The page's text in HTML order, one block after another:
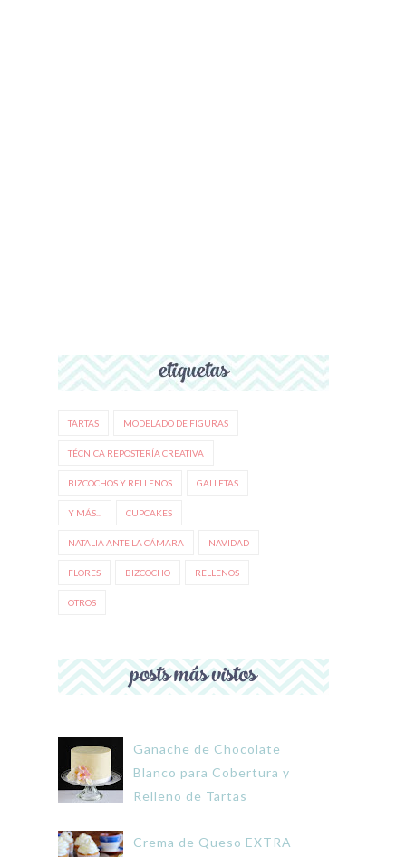
TARTAS MODELADO DE FIGURAS
TÉCNICA REPOSTERÍA CREATIVA
BIZCOCHOS Y RELLENOS GALLETAS
Y MÁS... CUPCAKES
NATALIA ANTE LA CÁMARA NAVIDAD
FLORES BIZCOCHO RELLENOS
OTROS
Ganache de Chocolate
Blanco para Cobertura y
Relleno de Tartas
Crema de Queso EXTRA